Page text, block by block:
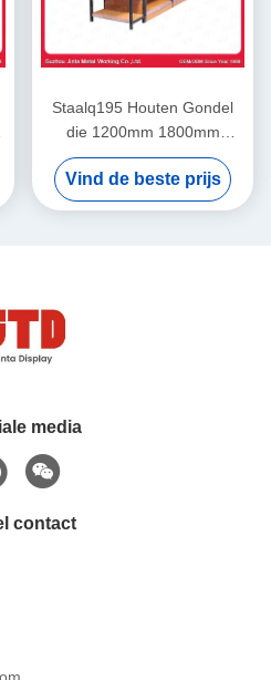
Staalq195 Houten Gondel
die 1200mm 1800mm
opschorten de Plank van de
5 Rijopslag
Vind de beste prijs
media
contact